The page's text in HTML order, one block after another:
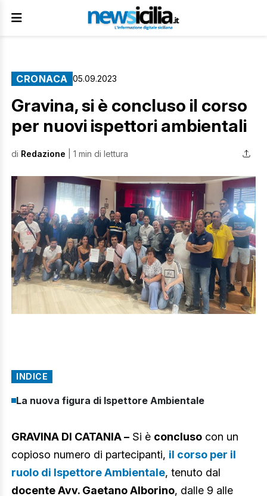
CRONACA 05.09.2023
Gravina, si è concluso il corso
per nuovi ispettori ambientali
di Redazione | 1 min di lettura
INDICE
La nuova figura di Ispettore Ambientale
GRAVINA DI CATANIA – Si è concluso con un
copioso numero di partecipanti, il corso per il
ruolo di Ispettore Ambientale, tenuto dal
docente Avv. Gaetano Alborino, dalle 9 alle